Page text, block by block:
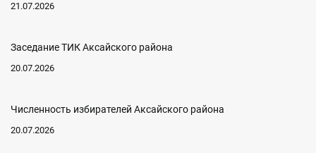
21.07.2026
Заседание ТИК Аксайского района
20.07.2026
Численность избирателей Аксайского района
20.07.2026